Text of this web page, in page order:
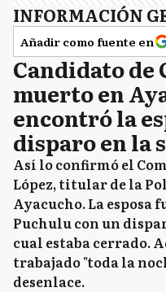
INFORMACIÓN
Añadir como fuente en
Candidato de
muerto en
encontró la
disparo en la
Así lo confirmó el
López, titular de la
Ayacucho. La esposa
Puchulu con un
cual estaba cerrado.
trabajado "toda la
desenlace.